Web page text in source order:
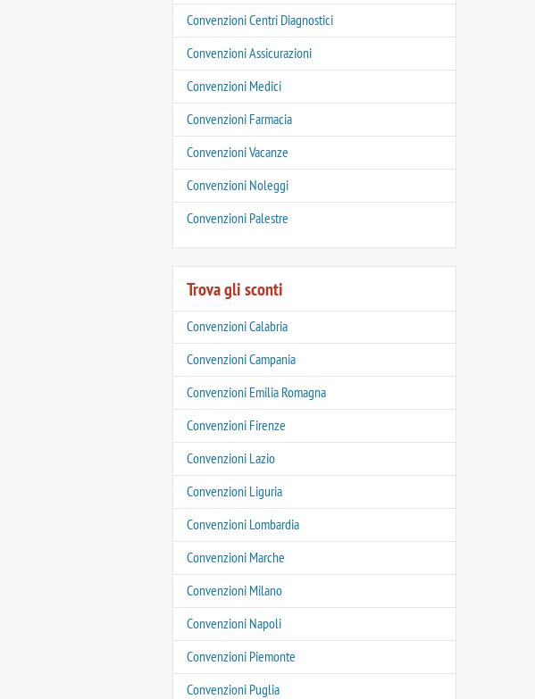
Convenzioni Centri Diagnostici
Convenzioni Assicurazioni
Convenzioni Medici
Convenzioni Farmacia
Convenzioni Vacanze
Convenzioni Noleggi
Convenzioni Palestre
Trova gli sconti
Convenzioni Calabria
Convenzioni Campania
Convenzioni Emilia Romagna
Convenzioni Firenze
Convenzioni Lazio
Convenzioni Liguria
Convenzioni Lombardia
Convenzioni Marche
Convenzioni Milano
Convenzioni Napoli
Convenzioni Piemonte
Convenzioni Puglia